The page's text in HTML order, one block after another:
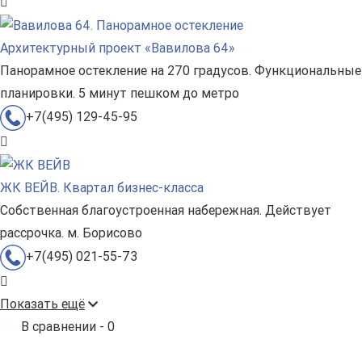
Архитектурный проект «Вавилова 64»
Панорамное остекление на 270 градусов. Функциональные
планировки. 5 минут пешком до метро
+7(495) 129-45-95
ЖК ВЕЙВ. Квартал бизнес-класса
Собственная благоустроенная набережная. Действует
рассрочка. м. Борисово
+7(495) 021-55-73
Показать ещё
В сравнении - 0